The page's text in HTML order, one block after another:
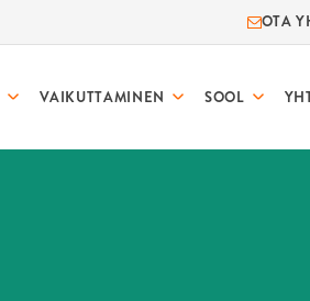
OTA
VAIKUTTAMINEN SOOL